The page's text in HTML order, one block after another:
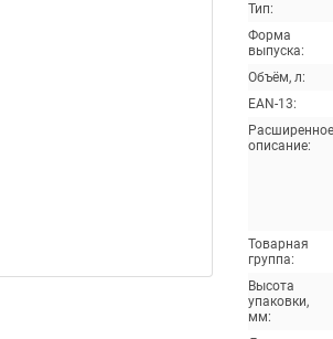
Тип:
Форма
выпуска:
Объём, л:
EAN-13:
Расширенное
описание:
Товарная
группа:
Высота
упаковки,
мм: